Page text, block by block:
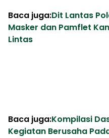
Baca juga:Dit Lantas
Masker dan Pamflet
Lintas
Baca juga:Kompilasi
Kegiatan Berusaha